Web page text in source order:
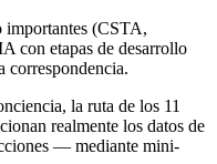
importantes (CSTA,
con etapas de desarrollo
correspondencia.
la ruta de los 11
realmente los datos de
— mediante mini-